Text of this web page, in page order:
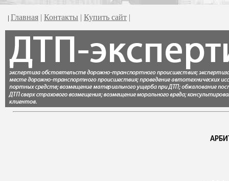
| Главная | Контакты | Купить сайт |